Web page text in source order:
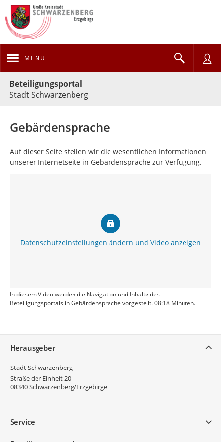
MENÜ
Beteiligungsportal
Stadt Schwarzenberg
Gebärdensprache
Auf dieser Seite stellen wir die wesentlichen Informationen
unserer Internetseite in Gebärdensprache zur Verfügung.
Datenschutzeinstellungen ändern und Video anzeigen
In diesem Video werden die Navigation und Inhalte des
Beteiligungsportals in Gebärdensprache vorgestellt. 08:18 Minuten.
Herausgeber
Stadt Schwarzenberg
Straße der Einheit 20
08340Schwarzenberg/Erzgebirge
Service